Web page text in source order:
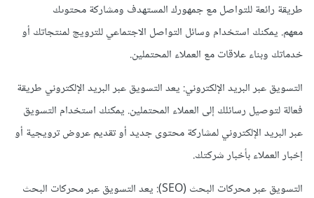
طريقة رائعة للتواصل مع جمهورك المستهدف ومشاركة محتوىك
معهم. يمكنك استخدام وسائل التواصل الاجتماعي للترويج لمنتجاتك أو
خدماتك وبناء علاقات مع العملاء المحتملين.
التسويق عبر البريد الإلكتروني: يعد التسويق عبر البريد الإلكتروني طريقة
فعالة لتوصيل رسائلك إلى العملاء المحتملين. يمكنك استخدام التسويق
عبر البريد الإلكتروني لمشاركة محتوى جديد أو تقديم عروض ترويجية أو
إخبار العملاء بأخبار شركتك.
التسويق عبر محركات البحث (SEO):
يعد التسويق عبر محركات البحث